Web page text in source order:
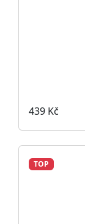
439 Kč
TOP